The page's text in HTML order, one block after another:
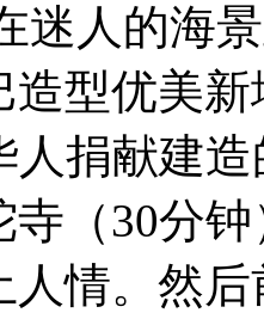
迷人的海
造型优美
人捐献建
寺（30分
人情。然